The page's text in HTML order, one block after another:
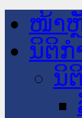
ໜ້າ
ນິຕິ
ນິ